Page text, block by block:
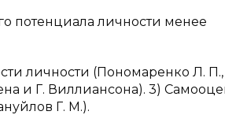
потенциала личности менее
личности (Пономаренко Л. П.,
и Г. Виллиансона). 3)
Г. М.).